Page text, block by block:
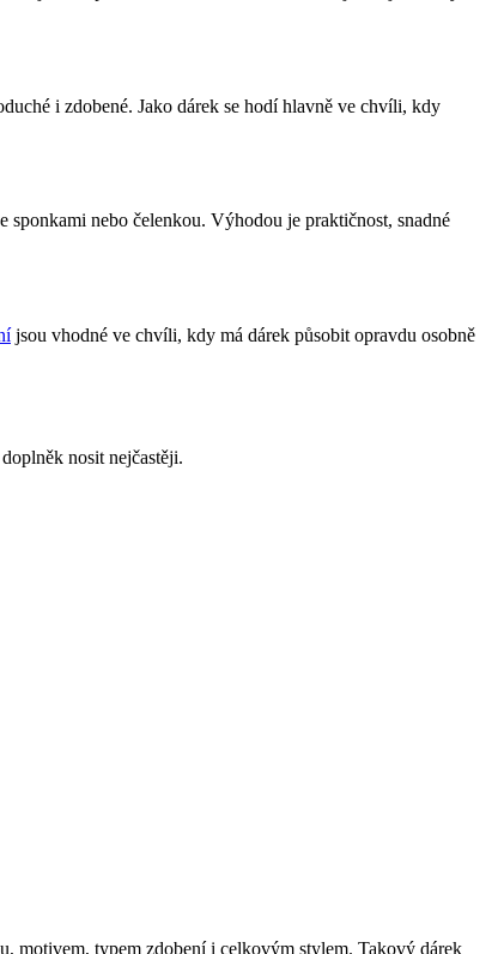
i zdobené. Jako dárek se hodí hlavně ve chvíli, kdy
nebo čelenkou. Výhodou je praktičnost, snadné
jsou vhodné ve chvíli, kdy má dárek působit opravdu osobně
nosit nejčastěji.
motivem, typem zdobení i celkovým stylem. Takový dárek